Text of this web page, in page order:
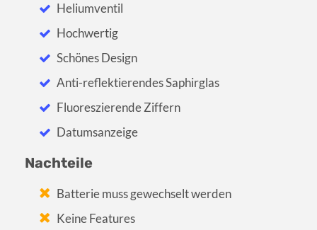
Heliumventil
Hochwertig
Schönes Design
Anti-reflektierendes Saphirglas
Fluoreszierende Ziffern
Datumsanzeige
Nachteile
Batterie muss gewechselt werden
Keine Features